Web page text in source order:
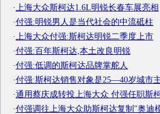
· 上海大众斯柯达1.6L明锐长春车展亮相
·付强:明锐男人是当代社会的中流砥柱
· 上海大众付强:斯柯达明锐二季度上市
·付强:百年斯柯达,本土改良明锐
·付强:低调的斯柯达品牌掌舵人
·付强:斯柯达销售对象是25—40岁城市
·通用蔡庆成转投上海大众 付强任职斯
·付强调往上海大众助斯柯达复制"奥迪